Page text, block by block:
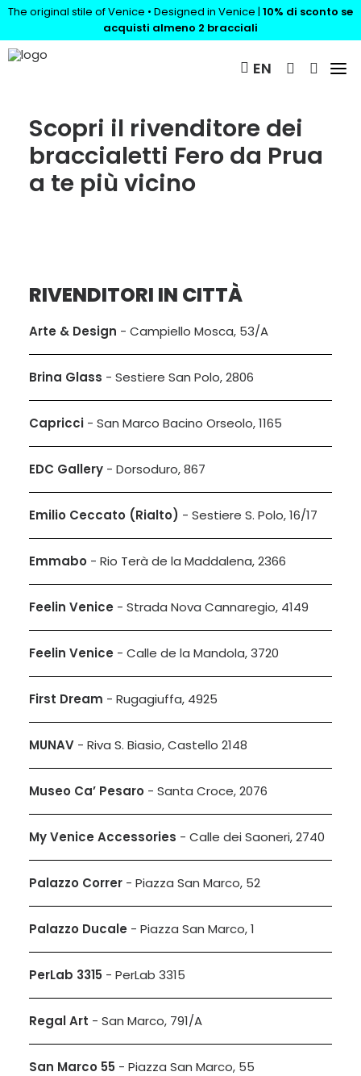
The original stile of Venice • Designed in Venice | 10% di sconto se
acquisti almeno 2 bracciali
EN
SHOP
CONTATTI
FACEBOOK
Scopri il rivenditore dei
braccialetti Fero da Prua
a te più vicino
RIVENDITORI IN CITTÀ
Arte & Design - Campiello Mosca, 53/A
Brina Glass - Sestiere San Polo, 2806
Capricci - San Marco Bacino Orseolo, 1165
EDC Gallery - Dorsoduro, 867
Emilio Ceccato (Rialto) - Sestiere S. Polo, 16/17
Emmabo - Rio Terà de la Maddalena, 2366
Feelin Venice - Strada Nova Cannaregio, 4149
Feelin Venice - Calle de la Mandola, 3720
First Dream - Rugagiuffa, 4925
MUNAV - Riva S. Biasio, Castello 2148
Museo Ca’ Pesaro - Santa Croce, 2076
My Venice Accessories - Calle dei Saoneri, 2740
Palazzo Correr - Piazza San Marco, 52
Palazzo Ducale - Piazza San Marco, 1
PerLab 3315 - PerLab 3315
Regal Art - San Marco, 791/A
San Marco 55 - Piazza San Marco, 55